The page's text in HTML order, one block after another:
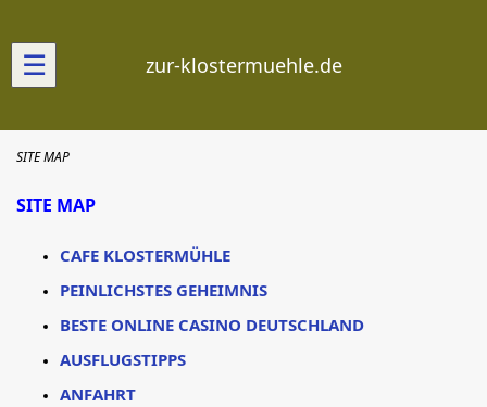
☰ zur-klostermuehle.de
SITE MAP
SITE MAP
CAFE KLOSTERMÜHLE
PEINLICHSTES GEHEIMNIS
BESTE ONLINE CASINO DEUTSCHLAND
AUSFLUGSTIPPS
ANFAHRT